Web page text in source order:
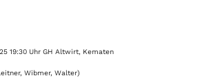
19:30 Uhr GH Altwirt, Kematen
Wibmer, Walter)